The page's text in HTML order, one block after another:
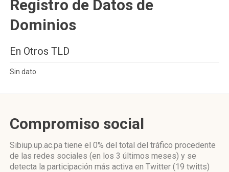
Registro de Datos de
Dominios
En Otros TLD
Sin dato
Compromiso social
Sibiup.up.ac.pa tiene el 0% del total del tráfico procedente
de las redes sociales (en los 3 últimos meses) y se
detecta la participación más activa en Twitter (19 twitts)